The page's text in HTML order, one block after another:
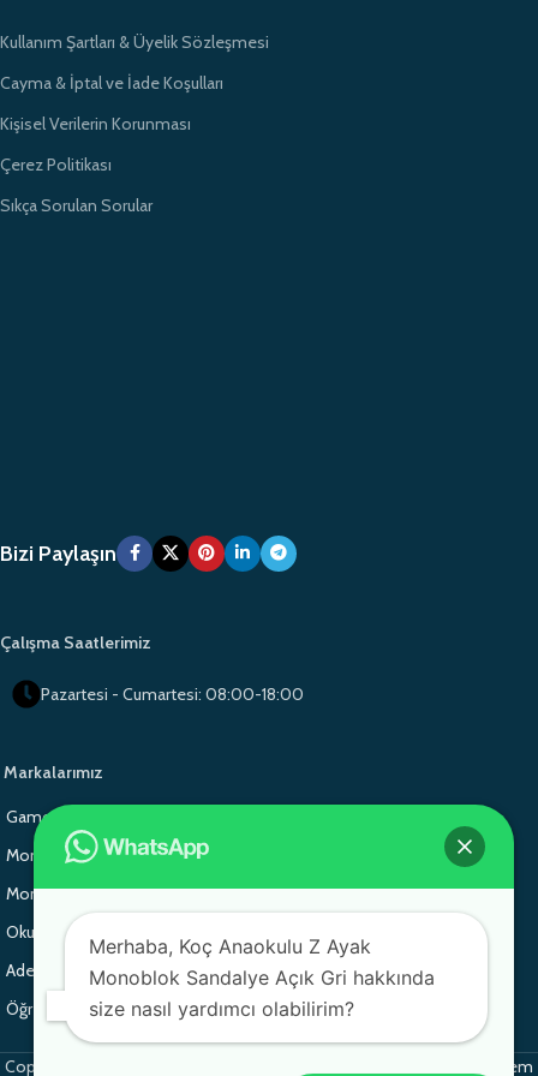
Kullanım Şartları & Üyelik Sözleşmesi
Cayma & İptal ve İade Koşulları
Kişisel Verilerin Korunması
Çerez Politikası
Sıkça Sorulan Sorular
Bizi Paylaşın
Çalışma Saatlerimiz
Pazartesi - Cumartesi: 08:00-18:00
Markalarımız
Gamo Okul Mobilyaları
Monoblok Sandalye
Monoblok Sandalye
Gamo School Furniture
Okul Sırası
Adem Koç Plastik
Adem Koç Plastik
Öğrenci Sırası
Copyright 2025 © Her hakkı Saklıdır. monobloksandalye.com.tr bir Adem
Merhaba, Koç Anaokulu Z Ayak
Monoblok Sandalye Açık Gri hakkında
size nasıl yardımcı olabilirim?